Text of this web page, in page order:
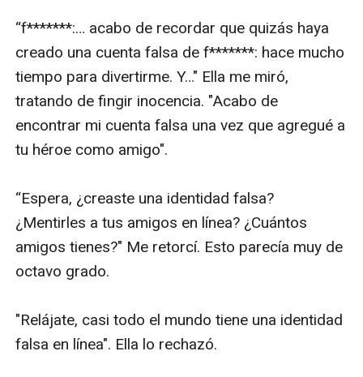
“f*******:… acabo de recordar que quizás haya
creado una cuenta falsa de f*******: hace mucho
tiempo para divertirme. Y…" Ella me miró,
tratando de fingir inocencia. "Acabo de
encontrar mi cuenta falsa una vez que agregué a
tu héroe como amigo".
“Espera, ¿creaste una identidad falsa?
¿Mentirles a tus amigos en línea? ¿Cuántos
amigos tienes?" Me retorcí. Esto parecía muy de
octavo grado.
"Relájate, casi todo el mundo tiene una identidad
falsa en línea". Ella lo rechazó.